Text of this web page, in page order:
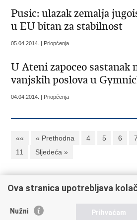
Pusic: ulazak zemalja
u EU bitan za stabilnost
05.04.2014. | Priopćenja
U Ateni zapoceo sastanak
vanjskih poslova u
04.04.2014. | Priopćenja
«« « Prethodna 4 5 6 7
11
Sljedeća »
Republika Hrvatska
Ministarstvo vanjskih i europskih poslova
Ova stranica upotrebljava
Nužni Prihvaćam